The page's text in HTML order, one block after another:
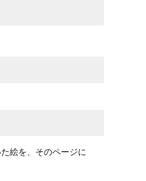
絵を、そのページに